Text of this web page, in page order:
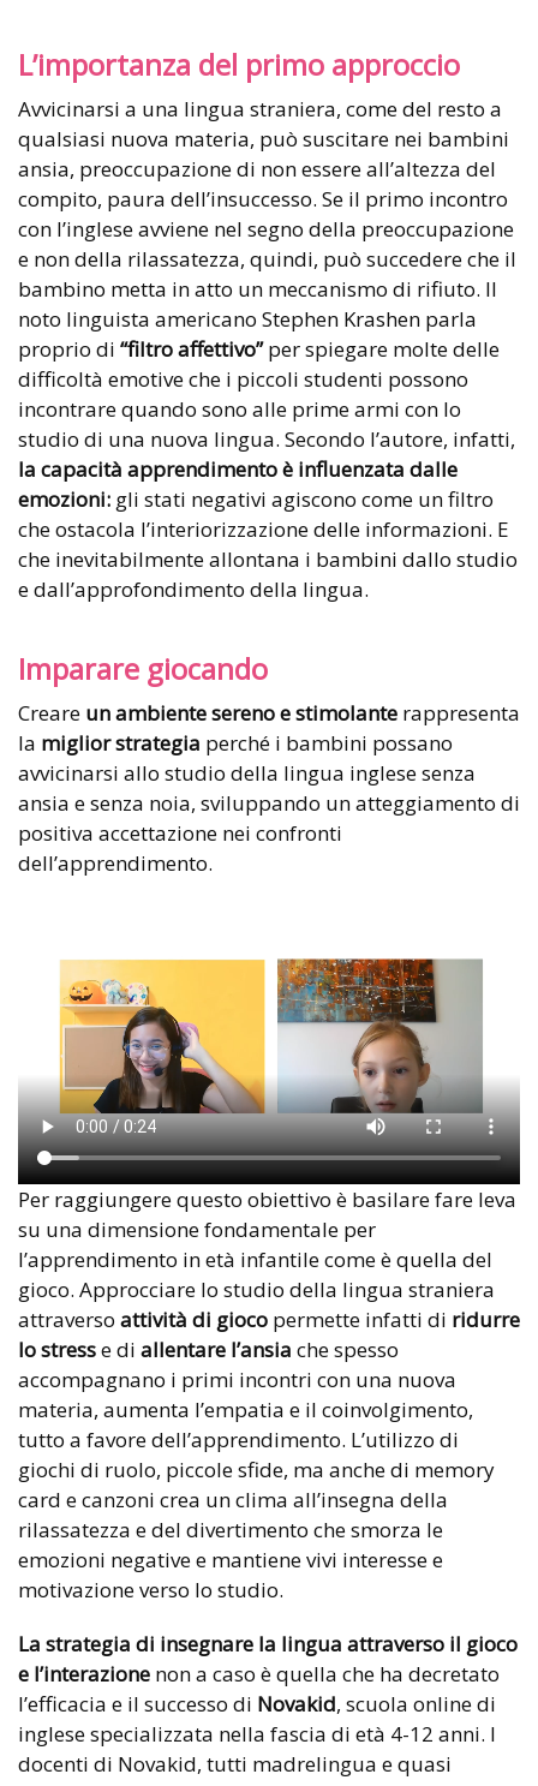
L’importanza del primo approccio
Avvicinarsi a una lingua straniera, come del resto a
qualsiasi nuova materia, può suscitare nei bambini
ansia, preoccupazione di non essere all’altezza del
compito, paura dell’insuccesso. Se il primo incontro
con l’inglese avviene nel segno della preoccupazione
e non della rilassatezza, quindi, può succedere che il
bambino metta in atto un meccanismo di rifiuto. Il
noto linguista americano Stephen Krashen parla
proprio di “filtro affettivo”per spiegare molte delle
difficoltà emotive che i piccoli studenti possono
incontrare quando sono alle prime armi con lo
studio di una nuova lingua. Secondo l’autore, infatti,
la capacità apprendimento è influenzata dalle
emozioni: gli stati negativi agiscono come un filtro
che ostacola l’interiorizzazione delle informazioni. E
che inevitabilmente allontana i bambini dallo studio
e dall’approfondimento della lingua.
Imparare giocando
Creare un ambiente sereno e stimolante rappresenta
la migliorstrategia perché i bambini possano
avvicinarsi allo studio della lingua inglese senza
ansia e senza noia, sviluppando un atteggiamento di
positiva accettazione nei confronti
dell’apprendimento.
Per raggiungere questo obiettivo è basilare fare leva
su una dimensione fondamentale per
l’apprendimento in età infantile come è quella del
gioco. Approcciare lo studio della lingua straniera
attraverso attività di gioco permette infatti di ridurre
lo stresse di allentare l’ansia che spesso
accompagnano i primi incontri con una nuova
materia, aumenta l’empatia e il coinvolgimento,
tutto a favore dell’apprendimento. L’utilizzo di
giochi di ruolo, piccole sfide, ma anche di memory
card e canzoni crea un clima all’insegna della
rilassatezza e del divertimento che smorza le
emozioni negative e mantiene vivi interesse e
motivazione verso lo studio.
La strategia di insegnare la lingua attraverso il gioco
e l’interazione non a caso è quella che ha decretato
l’efficacia e il successo di Novakid, scuola online di
inglese specializzata nella fascia di età 4-12 anni. I
docenti di Novakid, tutti madrelingua e quasi